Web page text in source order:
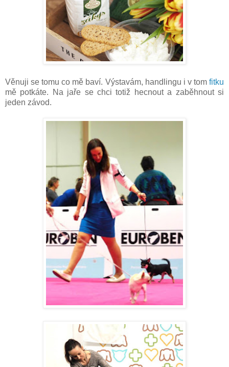
Věnuji se tomu co mě baví. Výstavám, handlingu i v tom fitku
mě potkáte. Na jaře se chci totiž hecnout a zaběhnout si
jeden závod.